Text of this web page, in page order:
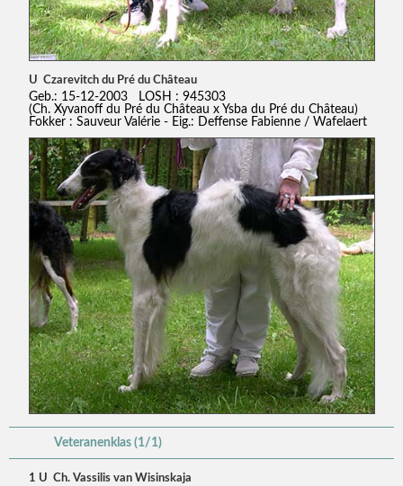
U Czarevitch du Pré du Château
Geb.: 15-12-2003 LOSH : 945303
(Ch. Xyvanoff du Pré du Château x Ysba du Pré du Château)
Fokker : Sauveur Valérie - Eig.: Deffense Fabienne / Wafelaert
Veteranenklas (1/1)
1 U Ch. Vassilis van Wisinskaja